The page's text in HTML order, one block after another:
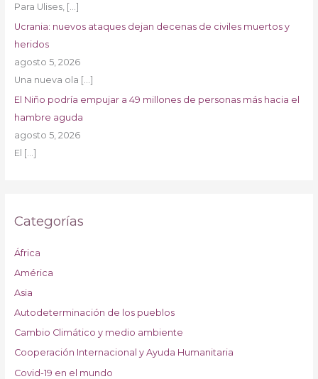
Para Ulises, […]
Ucrania: nuevos ataques dejan decenas de civiles muertos y
heridos
agosto 5, 2026
Una nueva ola […]
El Niño podría empujar a 49 millones de personas más hacia el
hambre aguda
agosto 5, 2026
El […]
Categorías
África
América
Asia
Autodeterminación de los pueblos
Cambio Climático y medio ambiente
Cooperación Internacional y Ayuda Humanitaria
Covid-19 en el mundo